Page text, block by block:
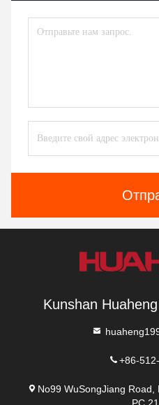
Kunshan
+86-
No99 WuSongJiang Road,